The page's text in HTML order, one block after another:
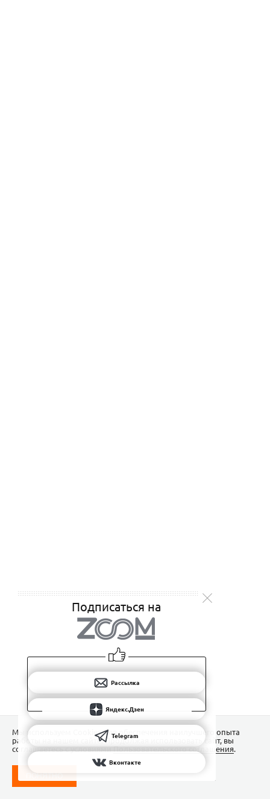
Подписаться на
Рассылка
Яндекс.Дзен
Telegram
Вконтакте
Мы используем Сookies для обеспечения наилучшего опыта
работы на нашем сайте. Продолжая использовать сайт, вы
соглашаетесь с условиямиПользовательского соглашения.
ПОНЯТНО